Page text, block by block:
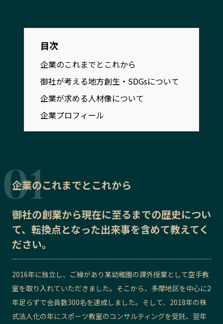
プレスリリース
行政連携記事
MILCプロジェクト
選出企業特別対談
Localist
SDGsの先駆者
イベント
地域豆知識
ニッポンの百選大全集
「人」から探す
記事ライター アンバサダー
お問い合わせ
目次
企業のこれまでとこれから
御社が考える地方創生・SDGsについて
企業が求める人材像について
企業プロフィール
企業のこれまでとこれから
御社の創業から現在に至るまでの歴史につい
て、転換点となった出来事を含めて教えてく
ださい。
2016年に独立し、ご縁があり某幼稚園の課外授業として空手教
室を取り入れていただきました。そこから、多摩地区を中心に2
年足らずで会員数300名を達成しました。そして、2018年の株
式法人化の年にスポーツ教室のコンサルティングを受託、翌年